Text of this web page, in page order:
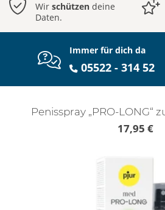
Wir schützen deine
Daten.
Immer für dich da
05522 - 314 52
Penisspray „PRO-LONG“
17,95 €